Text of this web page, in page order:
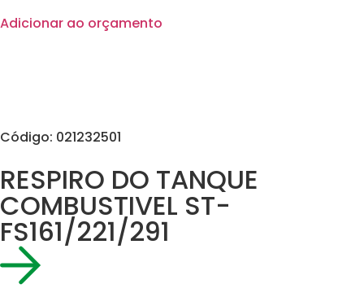
Adicionar ao orçamento
Código: 021232501
RESPIRO DO TANQUE
COMBUSTIVEL ST-
FS161/221/291